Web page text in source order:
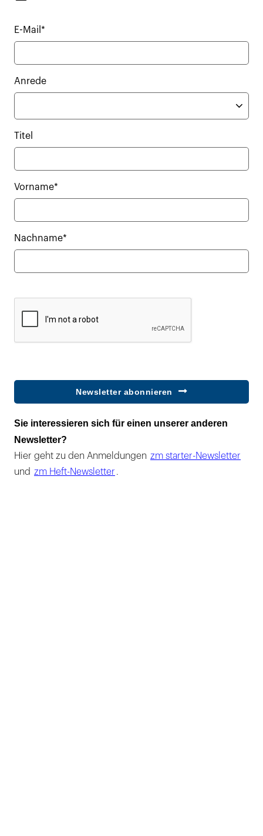
E-Mail*
Anrede
Titel
Vorname*
Nachname*
Newsletter abonnieren
Sie interessieren sich für einen unserer anderen
Newsletter?
Hier geht zu den Anmeldungen zm starter-Newsletter
und zm Heft-Newsletter .